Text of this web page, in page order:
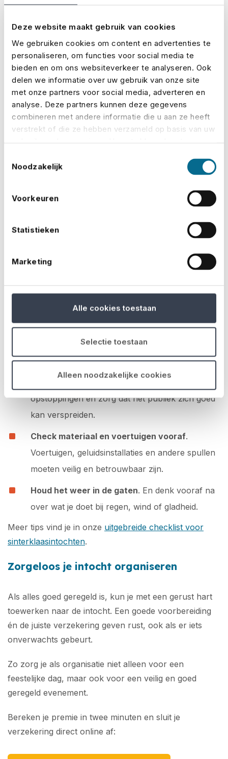
Deze website maakt gebruik van cookies
We gebruiken cookies om content en advertenties te
personaliseren, om functies voor social media te
bieden en om ons websiteverkeer te analyseren. Ook
delen we informatie over uw gebruik van onze site
met onze partners voor social media, adverteren en
analyse. Deze partners kunnen deze gegevens
combineren met andere informatie die u aan ze heeft
verstrekt of die ze hebben verzameld op basis van uw
Noodzakelijk
Voorkeuren
Statistieken
Marketing
Alle cookies toestaan
Selectie toestaan
Alleen noodzakelijke cookies
raakt, een praalwagen die iets beschadigt, of een
speakerinstallatie die kapotgaat door regen. Ook als de
intocht onverwacht niet doorgaat, kunnen de kosten
flink oplopen.
Met een evenementenverzekering hoef je dat risico
niet zelf te dragen. Je kiest zelf welke onderdelen je
wilt verzekeren, afgestemd op jouw intocht. Alles is
eenvoudigonline te regelen – en je ziet direct wat het
Praktische tips: zo houd je je intocht
Met een paar simpele maatregelen kun je veel risico’s
rondom je evenement al beperken. Denk bijvoorbeeld
ze terecht kunnen.
Zet EHBO en veiligheid zichtbaar neer.Denk
aan een EHBO-post, een veiligheidscoördinator
en duidelijke communicatie.
Duidelijke routes en afzettingen
opstoppingen en zorg dat het publiek zich goed
kan verspreiden.
Check materiaal en voertuigen vooraf.
Voertuigen, geluidsinstallaties en andere spullen
moeten veilig en betrouwbaar zijn.
Houd het weer in de gaten. En denk vooraf na
over wat je doet bij regen, wind of gladheid.
Meer tips vind je in onze uitgebreide checklist voor
sinterklaasintochten.
Zorgeloos je intocht organiseren
Als alles goed geregeld is, kun je met een gerust hart
toewerken naar de intocht. Een goede voorbereiding
én de juiste verzekering geven rust, ook als er iets
onverwachts gebeurt.
Zo zorg je als organisatie niet alleen voor een
feestelijke dag, maar ook voor een veilig en goed
geregeld evenement.
Bereken je premie in twee minuten en sluit je
verzekering direct online af: